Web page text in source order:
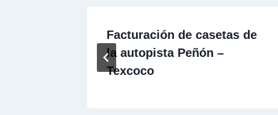
Facturación de casetas de
la autopista Peñón –
Texcoco